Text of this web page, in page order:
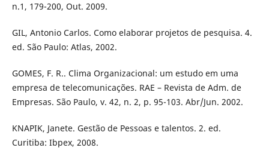
n.1, 179-200, Out. 2009.
GIL, Antonio Carlos. Como elaborar projetos de pesquisa. 4.
ed. São Paulo: Atlas, 2002.
GOMES, F. R.. Clima Organizacional: um estudo em uma
empresa de telecomunicações. RAE – Revista de Adm. de
Empresas. São Paulo, v. 42, n. 2, p. 95-103. Abr/Jun. 2002.
KNAPIK, Janete. Gestão de Pessoas e talentos. 2. ed.
Curitiba: Ibpex, 2008.